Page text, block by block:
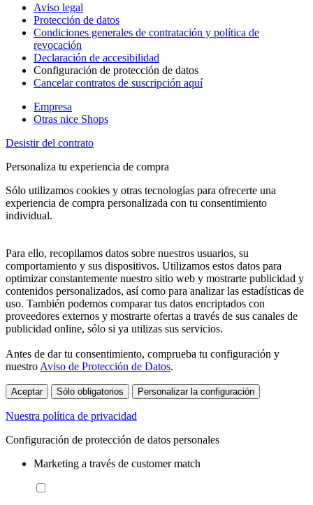
Aviso legal
Protección de datos
Condiciones generales de contratación y política de
revocación
Declaración de accesibilidad
Configuración de protección de datos
Cancelar contratos de suscripción aquí
Empresa
Otras nice Shops
Desistir del contrato
Personaliza tu experiencia de compra
Sólo utilizamos cookies y otras tecnologías para ofrecerte una
experiencia de compra personalizada con tu consentimiento
individual.
Para ello, recopilamos datos sobre nuestros usuarios, su
comportamiento y sus dispositivos. Utilizamos estos datos para
optimizar constantemente nuestro sitio web y mostrarte publicidad y
contenidos personalizados, así como para analizar las estadísticas de
uso. También podemos comparar tus datos encriptados con
proveedores externos y mostrarte ofertas a través de sus canales de
publicidad online, sólo si ya utilizas sus servicios.
Antes de dar tu consentimiento, comprueba tu configuración y
nuestro Aviso de Protección de Datos.
Aceptar Sólo obligatorios Personalizar la configuración
Nuestra política de privacidad
Configuración de protección de datos personales
Marketing a través de customer match